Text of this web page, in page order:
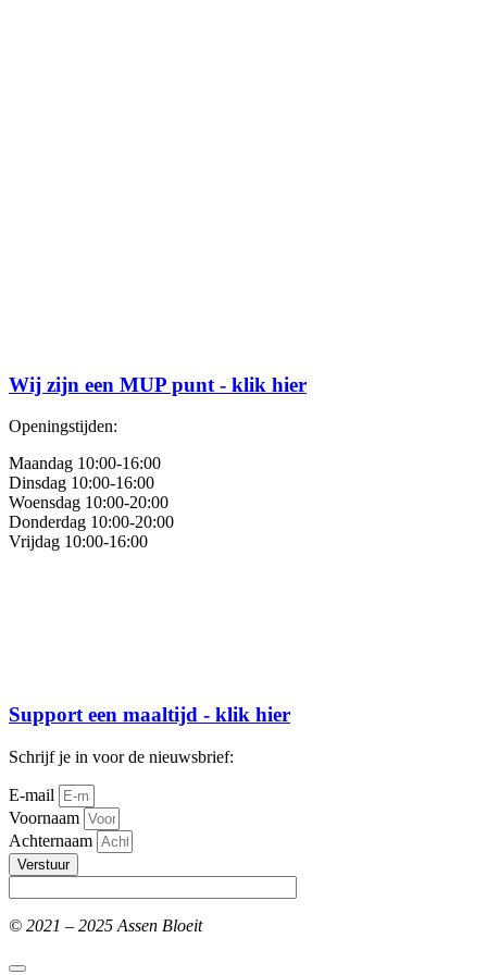
Wij zijn een MUP punt - klik hier
Openingstijden:
Maandag 10:00-16:00
Dinsdag 10:00-16:00
Woensdag 10:00-20:00
Donderdag 10:00-20:00
Vrijdag 10:00-16:00
Support een maaltijd - klik hier
Schrijf je in voor de nieuwsbrief:
E-mail
Voornaam
Achternaam
Verstuur
© 2021 – 2025 Assen Bloeit